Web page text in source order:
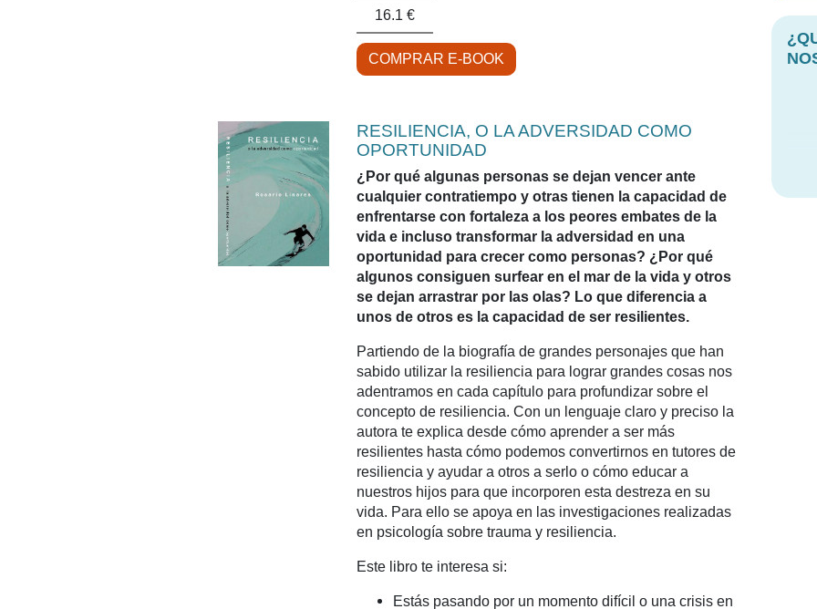
16.1 €
COMPRAR E-BOOK
RESILIENCIA, O LA ADVERSIDAD COMO
OPORTUNIDAD
¿Por qué algunas personas se dejan vencer ante
cualquier contratiempo y otras tienen la capacidad de
enfrentarse con fortaleza a los peores embates de la
vida e incluso transformar la adversidad en una
oportunidad para crecer como personas? ¿Por qué
algunos consiguen surfear en el mar de la vida y otros
se dejan arrastrar por las olas? Lo que diferencia a
unos de otros es la capacidad de ser resilientes.
Partiendo de la biografía de grandes personajes que han
sabido utilizar la resiliencia para lograr grandes cosas nos
adentramos en cada capítulo para profundizar sobre el
concepto de resiliencia. Con un lenguaje claro y preciso la
autora te explica desde cómo aprender a ser más
resilientes hasta cómo podemos convertirnos en tutores de
resiliencia y ayudar a otros a serlo o cómo educar a
nuestros hijos para que incorporen esta destreza en su
vida. Para ello se apoya en las investigaciones realizadas
en psicología sobre trauma y resiliencia.
Este libro te interesa si:
Estás pasando por un momento difícil o una crisis en